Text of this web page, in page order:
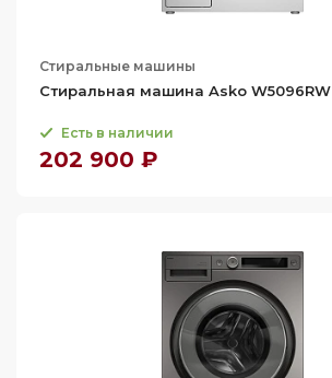
Стиральные машины
Стиральная машина Asko W5096RW
Есть в наличии
202 900 ₽